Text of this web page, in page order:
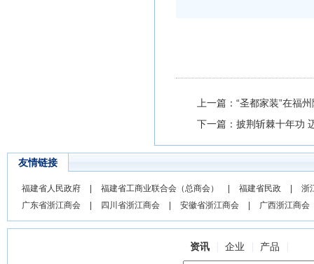
上一篇：“圣都家装”在福
下一篇：披荆斩棘十年功
友情链接
福建省人民政府 福建省工商业联合会（总商会） 福建省民政
浙
广东省浙江商会
四川省浙江商会 安徽省浙江商会 广西浙江商会
资讯 企业 产品